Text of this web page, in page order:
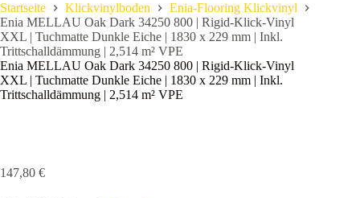
Startseite Klickvinylboden
Enia-Flooring Klickvinyl
Enia MELLAU Oak Dark 34250 800 | Rigid-Klick-Vinyl
XXL | Tuchmatte Dunkle Eiche | 1830 x 229 mm | Inkl.
Trittschalldämmung | 2,514 m² VPE
Enia MELLAU Oak Dark 34250 800 | Rigid-Klick-Vinyl
XXL | Tuchmatte Dunkle Eiche | 1830 x 229 mm | Inkl.
Trittschalldämmung | 2,514 m² VPE
147,80 €